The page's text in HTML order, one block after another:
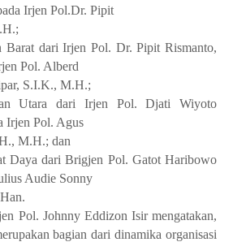
Irjen Pol.Dr. Pipit
Barat dari Irjen Pol. Dr. Pipit Rismanto,
Pol. Alberd
S.I.K., M.H.;
Utara dari Irjen Pol. Djati Wiyoto
Irjen Pol. Agus
M.H.; dan
Daya dari Brigjen Pol. Gatot Haribowo
Audie Sonny
Pol. Johnny Eddizon Isir mengatakan,
bagian dari dinamika organisasi